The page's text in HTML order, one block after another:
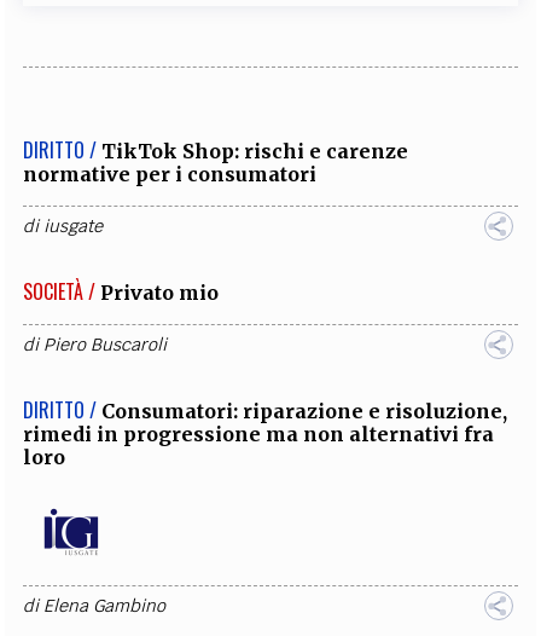
DIRITTO / TikTok Shop: rischi e carenze
normative per i consumatori
diiusgate
SOCIETÀ / Privato mio
diPiero Buscaroli
DIRITTO / Consumatori: riparazione e risoluzione,
rimedi in progressione ma non alternativi fra
loro
diElena Gambino